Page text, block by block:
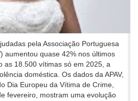
pela Associação Portuguesa
aumentou quase 42% nos últimos
as 18.500 vítimas só em 2025, a
doméstica. Os dados da APAV,
Dia Europeu da Vítima de Crime,
fevereiro, mostram uma evolução